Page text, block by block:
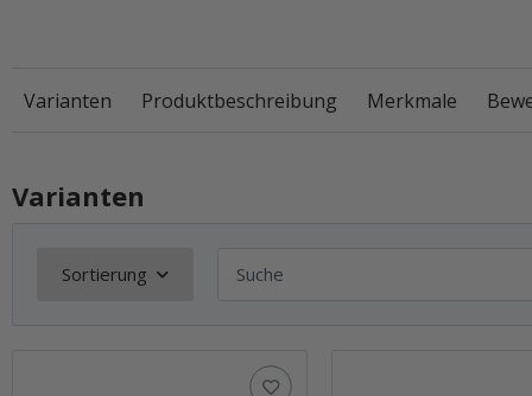
Varianten Produktbeschreibung Merkmale
Varianten
Sortierung